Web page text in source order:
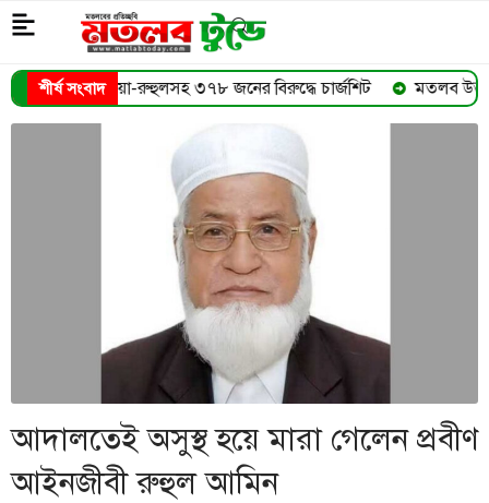
শীর্ষ সংবাদ
৩৭৮ জনের বিরুদ্ধে চার্জশিট ➜ মতলব উত্তরে কলম কেনার প্রলোভনে
আদালতেই অসুস্থ হয়ে মারা গেলেন প্রবীণ
আইনজীবী রুহুল আমিন